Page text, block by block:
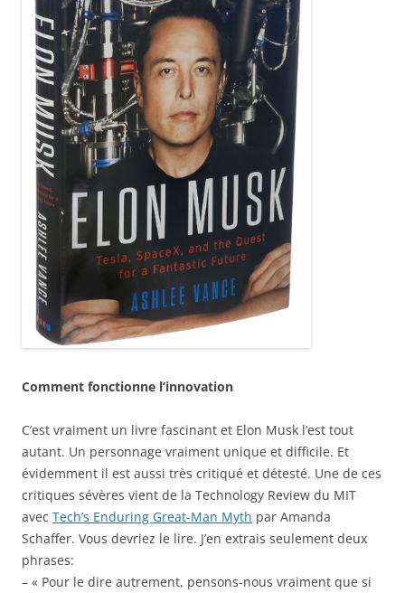
Comment fonctionne l’innovation
C’est vraiment un livre fascinant et Elon Musk l’est tout
autant. Un personnage vraiment unique et difficile. Et
évidemment il est aussi très critiqué et détesté. Une de ces
critiques sévères vient de la ​​Technology Review du MIT
avec Tech’s Enduring Great-Man Myth par Amanda
Schaffer. Vous devriez le lire. J’en extrais seulement deux
phrases:
– « Pour le dire autrement, pensons-nous vraiment que si